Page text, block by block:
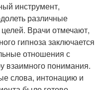
инструмент,
различные
Врачи отмечают,
гипноза заключается
отношения с
взаимного понимания.
слова, интонацию и